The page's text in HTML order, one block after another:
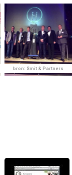
bron: Smit & Partners